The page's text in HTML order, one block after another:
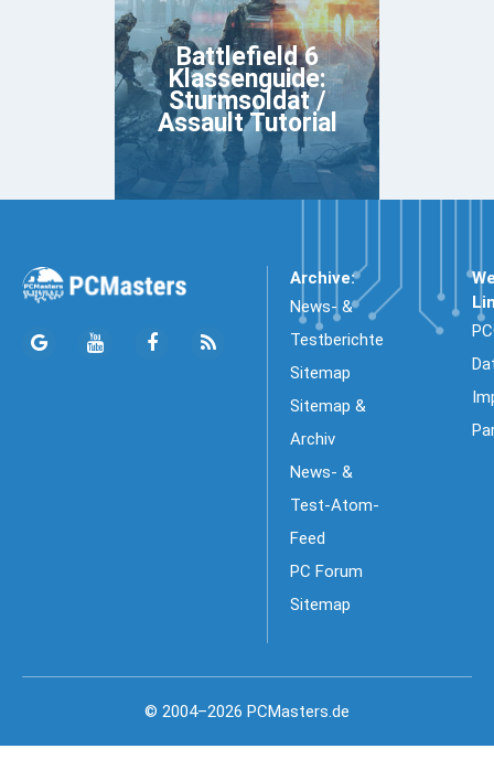
Battlefield 6
Klassenguide:
Sturmsoldat /
Assault Tutorial
Archive:
News- &
Testberichte
Sitemap
Sitemap &
Archiv
News- &
Test-Atom-
Feed
PC Forum
Sitemap
© 2004–2026 PCMasters.de